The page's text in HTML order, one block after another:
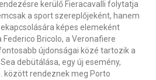
kerülő Fieracavalli folytatja
a sport szereplőjeként, hanem
képes elemeként
Bricolo, a Veronafiere
újdonságai közé tartozik a
debütálása, egy új esemény,
között rendeznek meg Porto